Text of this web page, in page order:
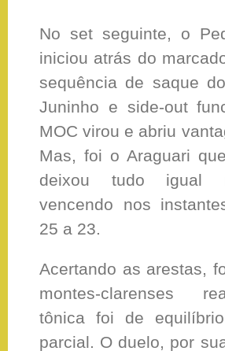
No set seguinte, o
iniciou atrás do
sequência de saque
Juninho e side-out
MOC virou e abriu
Mas, foi o Araguari
deixou tudo igual
vencendo nos
25 a 23.
Acertando as arestas,
montes-clarenses
tônica foi de
parcial. O duelo, por